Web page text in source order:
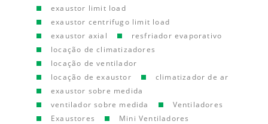
exaustor limit load
exaustor centrifugo limit load
exaustor axial
resfriador evaporativo
locação de climatizadores
locação de ventilador
locação de exaustor
climatizador de ar
exaustor sobre medida
ventilador sobre medida
Ventiladores
Exaustores
Mini Ventiladores